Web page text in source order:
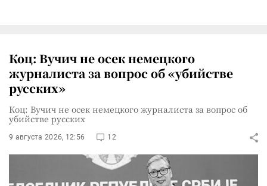
Коц: Вучич не осек немецкого
журналиста за вопрос об «убийстве
русских»
Коц: Вучич не осек немецкого журналиста за вопрос об
убийстве русских
9 августа 2026, 12:56 12